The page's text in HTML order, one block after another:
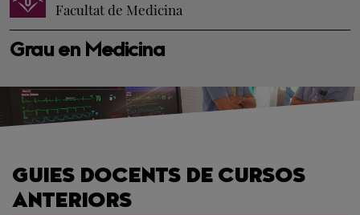
Grau en Medicina
Facultat de Medicina
GUIES DOCENTS DE CURSOS
ANTERIORS